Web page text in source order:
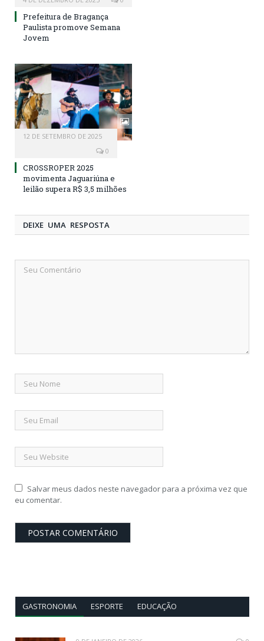
Prefeitura de Bragança
Paulista promove Semana
Jovem
12 DE SETEMBRO DE 2025
0
CROSSROPER 2025
movimenta Jaguariúna e
leilão supera R$ 3,5 milhões
DEIXE UMA RESPOSTA
Salvar meus dados neste navegador para a próxima vez que
eu comentar.
GASTRONOMIA ESPORTE EDUCAÇÃO